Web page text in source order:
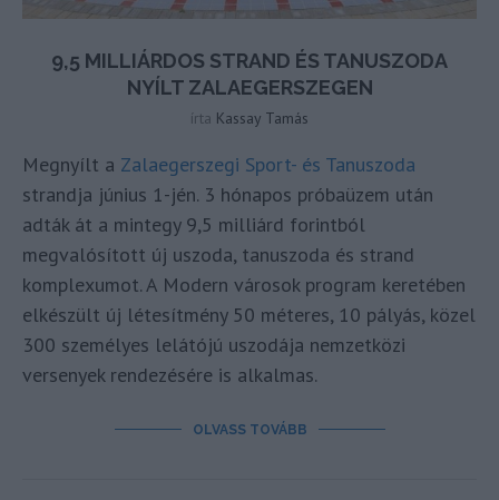
9,5 MILLIÁRDOS STRAND ÉS TANUSZODA
NYÍLT ZALAEGERSZEGEN
írta Kassay Tamás
Megnyílt a Zalaegerszegi Sport- és Tanuszoda
strandja június 1-jén. 3 hónapos próbaüzem után
adták át a mintegy 9,5 milliárd forintból
megvalósított új uszoda, tanuszoda és strand
komplexumot. A Modern városok program keretében
elkészült új létesítmény 50 méteres, 10 pályás, közel
300 személyes lelátójú uszodája nemzetközi
versenyek rendezésére is alkalmas.
OLVASS TOVÁBB